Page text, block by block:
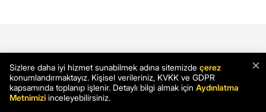
×
Sizlere daha iyi hizmet sunabilmek adına sitemizde çerez
konumlandırmaktayız. Kişisel verileriniz, KVKK ve GDPR
kapsamında toplanıp işlenir. Detaylı bilgi almak için Aydınlatma
Metnimizi inceleyebilirsiniz.